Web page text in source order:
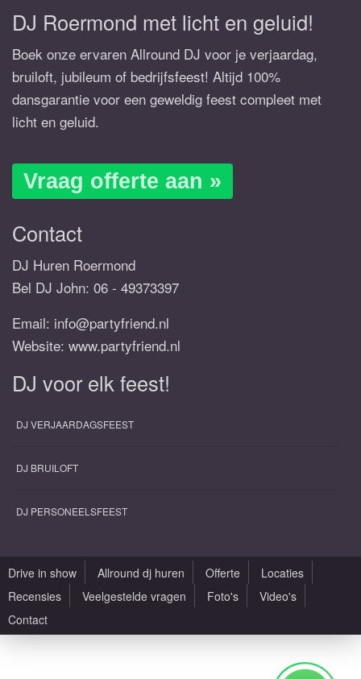
DJ Roermond met licht en geluid!
Boek onze ervaren Allround DJ voor je verjaardag,
bruiloft, jubileum of bedrijfsfeest! Altijd 100%
dansgarantie voor een geweldig feest compleet met
licht en geluid.
Vraag offerte aan »
Contact
DJ Huren Roermond
Bel DJ John: 06 - 49373397
Email: info@partyfriend.nl
Website: www.partyfriend.nl
DJ voor elk feest!
DJ VERJAARDAGSFEEST
DJ BRUILOFT
DJ PERSONEELSFEEST
Drive in show Allround dj huren Offerte
Locaties
Recensies
Veelgestelde vragen Foto's
Video's
Contact
Algemene voorwaarden